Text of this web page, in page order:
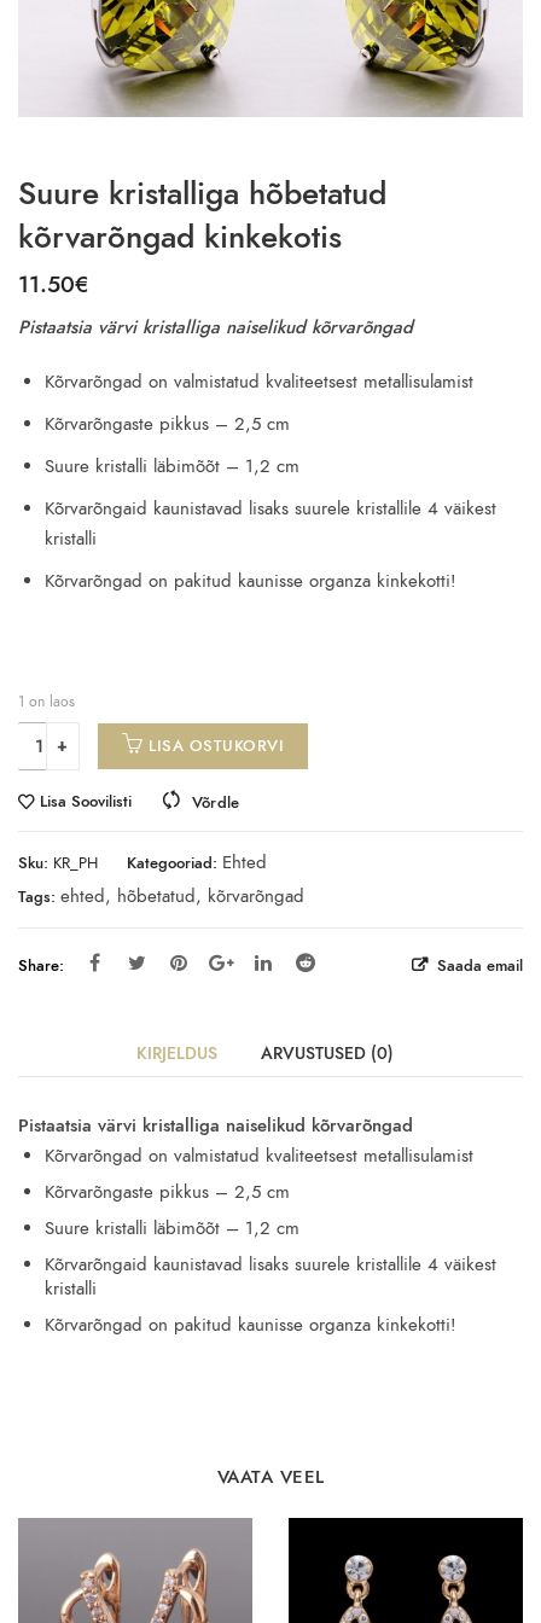
Suure kristalliga hõbetatud
kõrvarõngad kinkekotis
11.50€
Pistaatsia värvi kristalliga naiselikud kõrvarõngad
Kõrvarõngad on valmistatud kvaliteetsest metallisulamist
Kõrvarõngaste pikkus – 2,5 cm
Suure kristalli läbimõõt – 1,2 cm
Kõrvarõngaid kaunistavad lisaks suurele kristallile 4 väikest
kristalli
Kõrvarõngad on pakitud kaunisse organza kinkekotti!
1 on laos
LISA OSTUKORVI
Lisa Soovilisti Võrdle
Sku: KR_PH Kategooriad: Ehted
Tags: ehted, hõbetatud, kõrvarõngad
Share: Saada email
KIRJELDUS ARVUSTUSED (0)
Pistaatsia värvi kristalliga naiselikud kõrvarõngad
Kõrvarõngad on valmistatud kvaliteetsest metallisulamist
Kõrvarõngaste pikkus – 2,5 cm
Suure kristalli läbimõõt – 1,2 cm
Kõrvarõngaid kaunistavad lisaks suurele kristallile 4 väikest
kristalli
Kõrvarõngad on pakitud kaunisse organza kinkekotti!
VAATA VEEL